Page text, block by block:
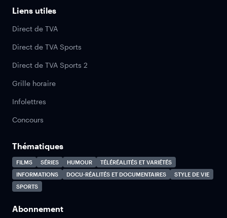
Liens utiles
Direct de TVA
Direct de TVA Sports
Direct de TVA Sports 2
Grille horaire
Infolettres
Concours
Thématiques
FILMS SÉRIES HUMOUR
TÉLÉRÉALITÉS ET VARIÉTÉS
INFORMATIONS
DOCU-RÉALITÉS ET DOCUMENTAIRES
STYLE DE VIE
SPORTS
Abonnement